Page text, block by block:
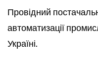
Провідний
автоматизації
Україні.